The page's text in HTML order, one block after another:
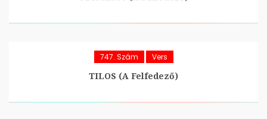
747. Szám Vers
TILOS (A Felfedező)